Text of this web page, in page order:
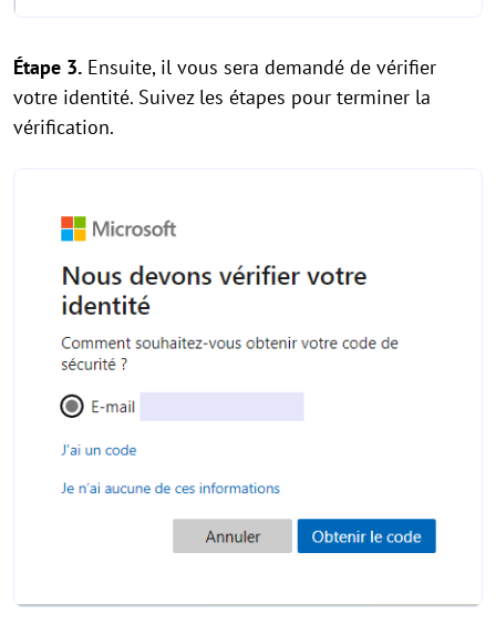
Étape 3. Ensuite, il vous sera demandé de vérifier
votre identité. Suivez les étapes pour terminer la
vérification.